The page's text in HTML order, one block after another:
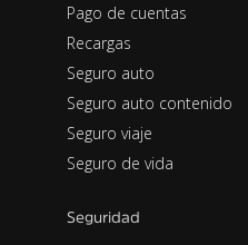
Pago de cuentas
Recargas
Seguro auto
Seguro auto contenido
Seguro viaje
Seguro de vida
Seguridad